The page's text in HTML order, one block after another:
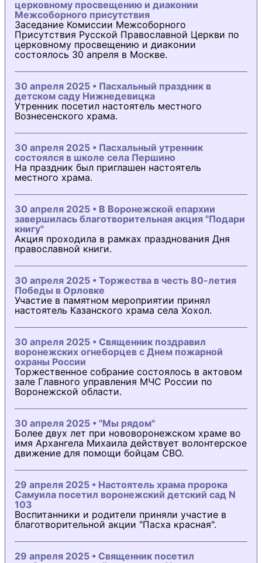
церковному просвещению и диаконии
Межсоборного присутствия
Заседание Комиссии Межсоборного
Присутствия Русской Православной Церкви по
церковному просвещению и диаконии
состоялось 30 апреля в Москве.
30 апреля 2025 • Пасхальный праздник в
детском саду Нижнедевицка
Утренник посетил настоятель местного
Вознесенского храма.
30 апреля 2025 • Пасхальный утренник
состоялся в школе села Першино
На праздник был приглашен настоятель
местного храма.
30 апреля 2025 • В Воронежской епархии
завершилась благотворительная акция "Подари
книгу"
Акция проходила в рамках празднования Дня
православной книги.
30 апреля 2025 • Торжества в честь 80-летия
Победы в Орловке
Участие в памятном мероприятии принял
настоятель Казанского храма села Хохол.
30 апреля 2025 • Священник поздравил
воронежских огнеборцев с Днем пожарной
охраны России
Торжественное собрание состоялось в актовом
зале Главного управления МЧС России по
Воронежской области.
30 апреля 2025 • "Мы рядом"
Более двух лет при нововоронежском храме во
имя Архангела Михаила действует волонтерское
движение для помощи бойцам СВО.
29 апреля 2025 • Настоятель храма пророка
Самуила посетил воронежский детский сад N
103
Воспитанники и родители приняли участие в
благотворительной акции "Пасха красная".
29 апреля 2025 • Священник посетил